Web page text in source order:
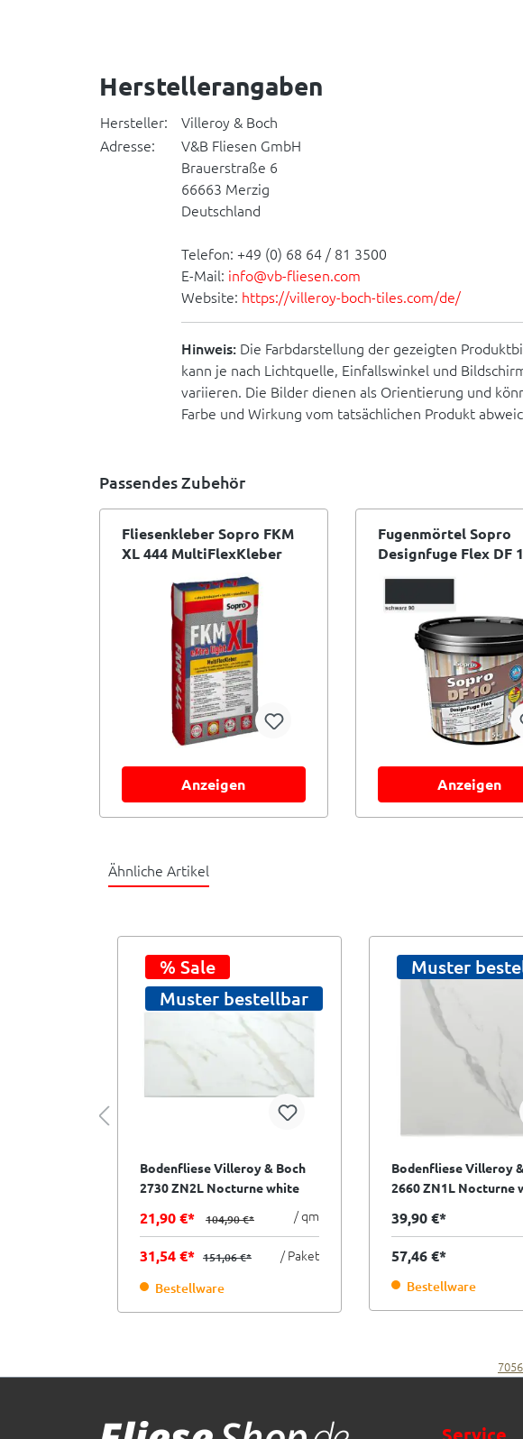
Herstellerangaben
Hersteller:
Villeroy & Boch
Adresse:
V&B Fliesen GmbH
Brauerstraße 6
66663 Merzig
Deutschland
Telefon: +49 (0) 68 64 / 81 3500
E-Mail: info@vb-fliesen.com
Website: https://villeroy-boch-tiles.com/de/
Hinweis: Die Farbdarstellung der gezeigten
kann je nach Lichtquelle, Einfallswinkel und
variieren. Die Bilder dienen als Orientierung und
Farbe und Wirkung vom tatsächlichen Produkt
Passendes Zubehör
Fliesenkleber Sopro FKM
XL 444 MultiFlexKleber
eXtra Light 15 kg Sack
Anzeigen
Fugenmörtel Sopro
Designfuge Flex DF
Anzeigen
Ähnliche Artikel
% Sale
Muster bestellbar
Bodenfliese Villeroy & Boch
2730 ZN2L Nocturne white
gold beige weiß 60x120 cm
I.Sorte
21,90 €* 104,90 €* / qm
31,54 €* 151,06 €* / Paket
Bestellware
Muster
Bodenfliese Villeroy
2660 ZN1L Nocturne
39,90 €*
57,46 €*
Bestellware
7056
Service